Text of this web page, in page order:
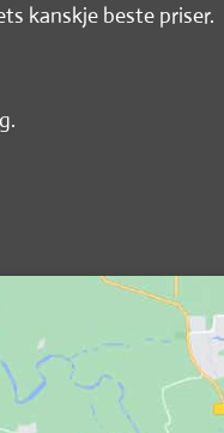
kanskje beste priser.